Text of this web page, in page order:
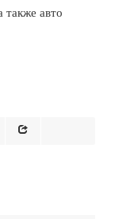
авто